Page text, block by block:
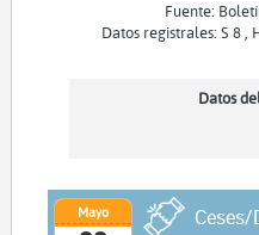
Fuente:
Datos registrales: S 8
Datos
Mayo